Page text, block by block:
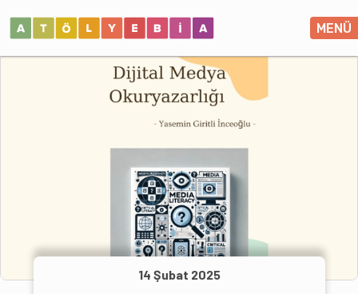
MENÜ
14 Şubat 2025